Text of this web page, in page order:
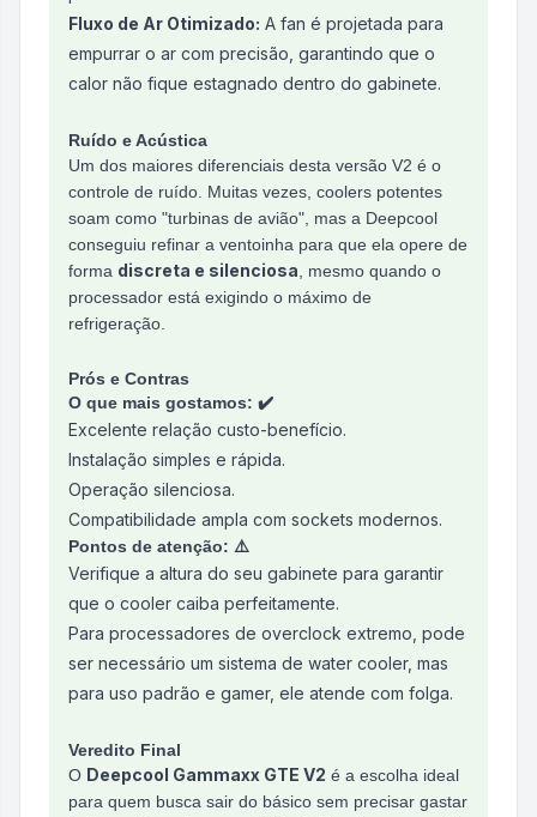
Fluxo de Ar Otimizado: A fan é projetada para
empurrar o ar com precisão, garantindo que o
calor não fique estagnado dentro do gabinete.
Ruído e Acústica
Um dos maiores diferenciais desta versão V2 é o
controle de ruído. Muitas vezes, coolers potentes
soam como "turbinas de avião", mas a Deepcool
conseguiu refinar a ventoinha para que ela opere de
forma discreta e silenciosa , mesmo quando o
processador está exigindo o máximo de
refrigeração.
Prós e Contras
O que mais gostamos: ✔️
Excelente relação custo-benefício.
Instalação simples e rápida.
Operação silenciosa.
Compatibilidade ampla com sockets modernos.
Pontos de atenção: ⚠️
Verifique a altura do seu gabinete para garantir
que o cooler caiba perfeitamente.
Para processadores de overclock extremo, pode
ser necessário um sistema de water cooler, mas
para uso padrão e gamer, ele atende com folga.
Veredito Final
O Deepcool Gammaxx GTE V2 é a escolha ideal
para quem busca sair do básico sem precisar gastar